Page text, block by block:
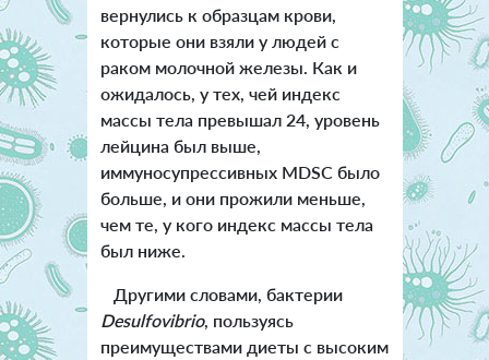
вернулись к образцам крови,
которые они взяли у людей с
раком молочной железы. Как и
ожидалось, у тех, чей индекс
массы тела превышал 24, уровень
лейцина был выше,
иммуносупрессивных MDSC было
больше, и они прожили меньше,
чем те, у кого индекс массы тела
был ниже.
Другими словами, бактерии
Desulfovibrio, пользуясь
преимуществами диеты с высоким